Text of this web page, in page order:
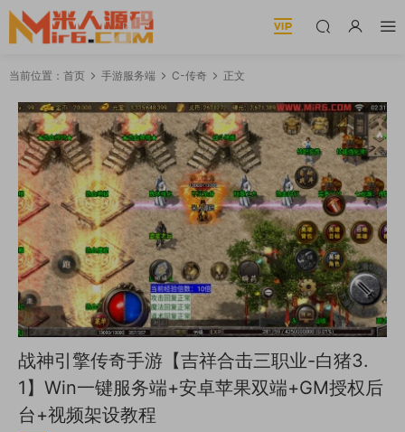
当前位置： 首页 手游服务端 C-传奇 正文
战神引擎传奇手游【吉祥合击三职业-白猪3.
1】Win一键服务端+安卓苹果双端+GM授权后
台+视频架设教程